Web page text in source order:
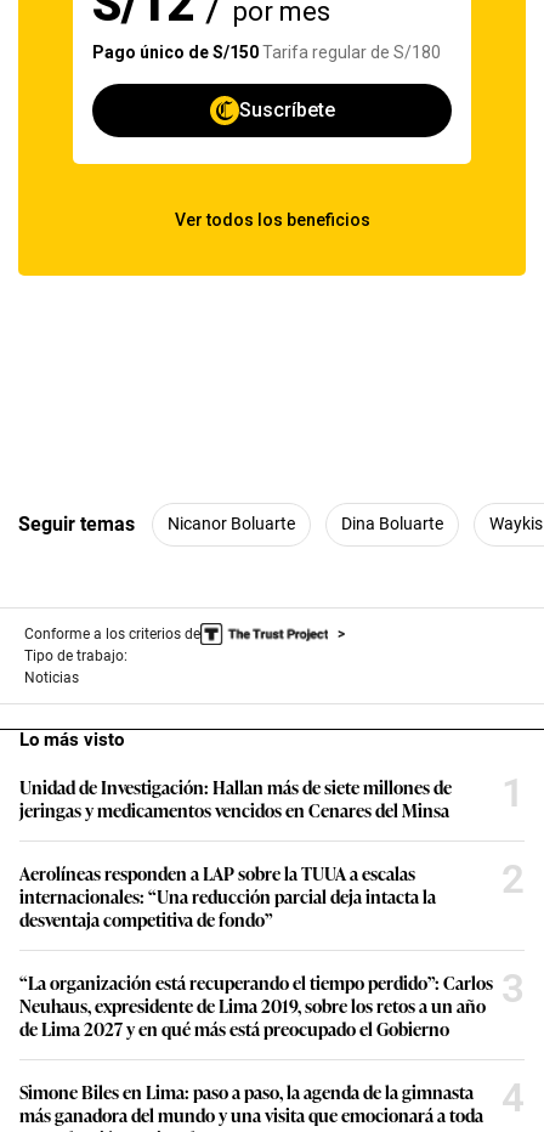
Seguir temas Nicanor Boluarte Dina Boluarte
Conforme a los criterios de
Tipo de trabajo:
Noticias
Lo más visto
Unidad de Investigación: Hallan más de siete millones de
jeringas y medicamentos vencidos en Cenares del Minsa
1
Aerolíneas responden a LAP sobre la TUUA a escalas
internacionales: “Una reducción parcial deja intacta la
desventaja competitiva de fondo”
2
“La organización está recuperando el tiempo perdido”: Carlos
Neuhaus, expresidente de Lima 2019, sobre los retos a un año
de Lima 2027 y en qué más está preocupado el Gobierno
3
Simone Biles en Lima: paso a paso, la agenda de la gimnasta
más ganadora del mundo y una visita que emocionará a toda
4